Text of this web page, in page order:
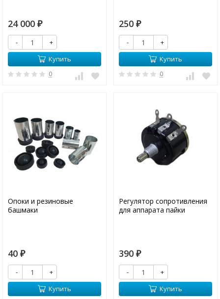
24 000 ₽
-
+
Купить
0
250 ₽
-
+
Купить
0
Опоки и резиновые
башмаки
40 ₽
-
+
Купить
Регулятор сопротивления
для аппарата пайки
390 ₽
-
+
Купить